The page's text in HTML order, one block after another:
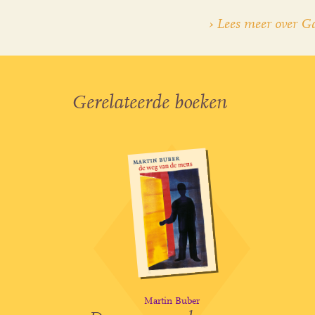
› Lees meer over
Gerelateerde boeken
Martin Buber